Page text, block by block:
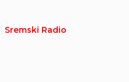
Sremski Radio